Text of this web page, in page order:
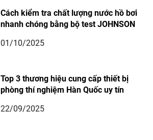
Cách kiểm tra chất lượng nước hồ bơi
nhanh chóng bằng bộ test JOHNSON
01/10/2025
Top 3 thương hiệu cung cấp thiết bị
phòng thí nghiệm Hàn Quốc uy tín
22/09/2025